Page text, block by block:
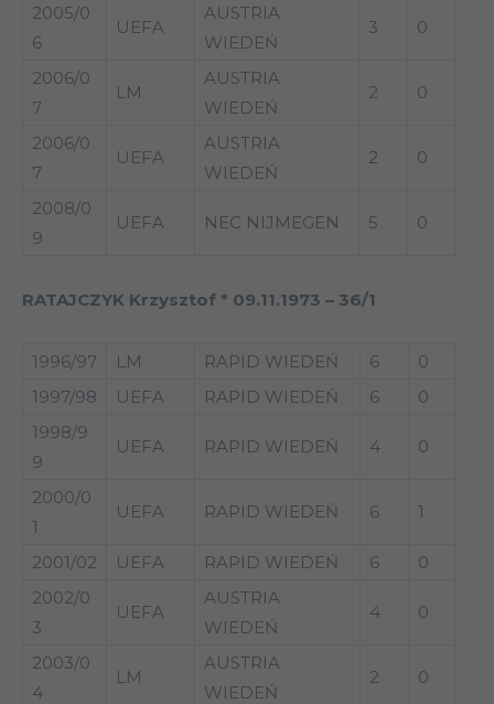
2005/0
6
UEFA
AUSTRIA
WIEDEŃ
3 0
2006/0
7
LM
AUSTRIA
WIEDEŃ
2 0
2006/0
7
UEFA
AUSTRIA
WIEDEŃ
2 0
2008/0
9
UEFA NEC NIJMEGEN 5 0
RATAJCZYK Krzysztof * 09.11.1973 – 36/1
1996/97 LM RAPID WIEDEŃ 6
0
1997/98
UEFA RAPID WIEDEŃ 6
0
1998/9
9
UEFA RAPID WIEDEŃ 4 0
2000/0
1
UEFA RAPID WIEDEŃ 6 1
2001/02 UEFA RAPID WIEDEŃ 6
0
2002/0
3
UEFA
AUSTRIA
WIEDEŃ
4 0
2003/0
4
LM
AUSTRIA
WIEDEŃ
2 0